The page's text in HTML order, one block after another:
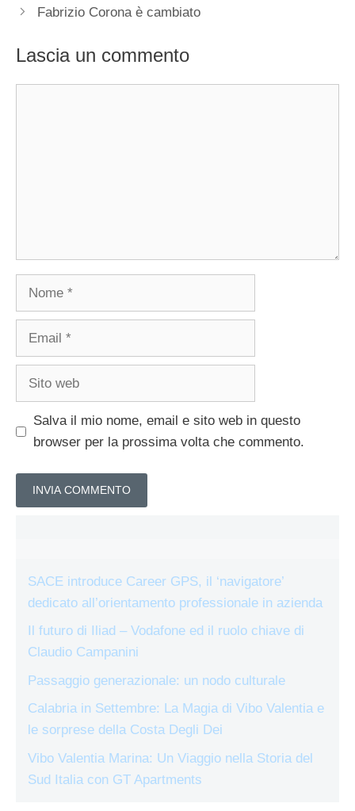
Fabrizio Corona è cambiato
Lascia un commento
Nome
Email
Sito
Salva il mio nome, email e sito web in questo
browser per la prossima volta che commento.
SACE introduce Career GPS, il ‘navigatore’
dedicato all’orientamento professionale in azienda
Il futuro di Iliad – Vodafone ed il ruolo chiave di
Claudio Campanini
Passaggio generazionale: un nodo culturale
Calabria in Settembre: La Magia di Vibo Valentia e
le sorprese della Costa Degli Dei
Vibo Valentia Marina: Un Viaggio nella Storia del
Sud Italia con GT Apartments